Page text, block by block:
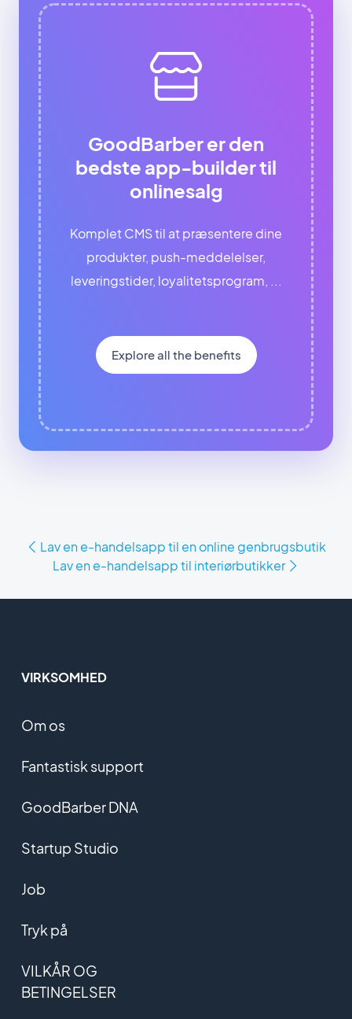
GoodBarber er den
bedste app-builder til
onlinesalg
Komplet CMS til at præsentere dine
produkter, push-meddelelser,
leveringstider, loyalitetsprogram, ...
Explore all the benefits
Lav en e-handelsapp til en online genbrugsbutik
Lav en e-handelsapp til interiørbutikker
VIRKSOMHED
Om os
Fantastisk support
GoodBarber DNA
Startup Studio
Job
Tryk på
VILKÅR OG
BETINGELSER